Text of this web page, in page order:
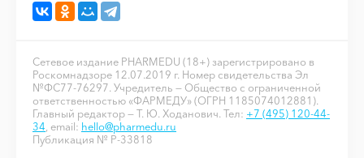
Сетевое издание PHARMEDU (18+) зарегистрировано в
Роскомнадзоре 12.07.2019 г. Номер свидетельства Эл
№ФС77-76297. Учредитель — Общество с ограниченной
ответственностью «ФАРМЕДУ» (ОГРН 1185074012881).
Главный редактор — Т. Ю. Ходанович. Тел: +7 (495) 120-44-
34 , email: hello@pharmedu.ru
Публикация № P-33818